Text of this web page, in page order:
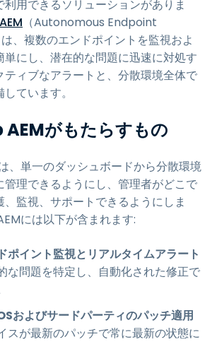
用できるソリューションがありま
（Autonomous Endpoint
、複数のエンドポイントを監視およ
単にし、潜在的な問題に迅速に対処す
ティブなアラートと、分散環境全体で
ています。
がもたらすもの
、単一のダッシュボードから分散環境
管理できるようにし、管理者がどこで
、監視、サポートできるようにしま
には以下が含まれます:
ポイント監視とリアルタイムアラート
な問題を特定し、自動化された修正で
およびサードパーティのパッチ適用
スが最新のパッチで常に最新の状態に